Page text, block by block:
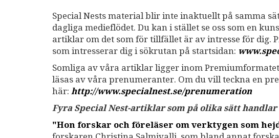
Special Nests material blir inte inaktuellt på samma
dagliga medieflödet. Du kan i stället se oss som en
artiklar om det som för tillfället är av intresse för dig.
som intresserar dig i sökrutan på startsidan:
Somliga av våra artiklar ligger inom
läsas av våra prenumeranter. Om du vill teckna en
här: http://www.specialnest.se/prenumeration
Fyra Special Nest-artiklar som på olika sätt
"Hon forskar och föreläser om verktygen som